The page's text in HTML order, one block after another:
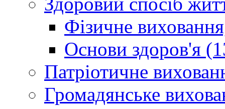
Фізичне
Основи здоров'я
Патріотичне
Громадянське